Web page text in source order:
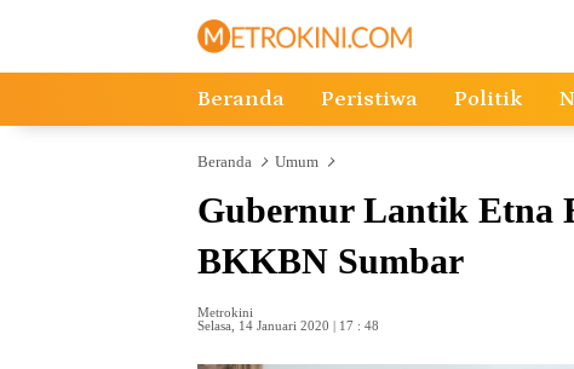
Beranda Peristiwa Politik
Beranda Umum
Gubernur Lantik Etna
BKKBN Sumbar
Metrokini
Selasa, 14 Januari 2020 | 17 : 48